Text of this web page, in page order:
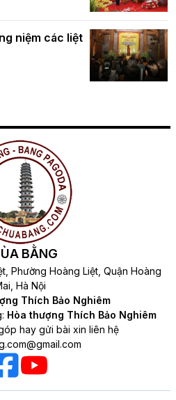
niệm các liệt
BẰNG
Phường Hoàng Liệt, Quận Hoàng
Hà Nội
Thích Bảo Nghiêm
Hòa thượng Thích Bảo Nghiêm
hay gửi bài xin liên hệ